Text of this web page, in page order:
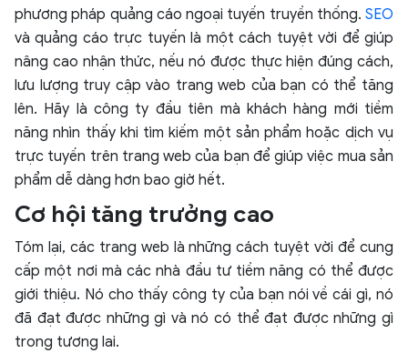
phương pháp quảng cáo ngoại tuyến truyền thống. SEO
và quảng cáo trực tuyến là một cách tuyệt vời để giúp
nâng cao nhận thức, nếu nó được thực hiện đúng cách,
lưu lượng truy cập vào trang web của bạn có thể tăng
lên. Hãy là công ty đầu tiên mà khách hàng mới tiềm
năng nhìn thấy khi tìm kiếm một sản phẩm hoặc dịch vụ
trực tuyến trên trang web của bạn để giúp việc mua sản
phẩm dễ dàng hơn bao giờ hết.
Cơ hội tăng trưởng cao
Tóm lại, các trang web là những cách tuyệt vời để cung
cấp một nơi mà các nhà đầu tư tiềm năng có thể được
giới thiệu. Nó cho thấy công ty của bạn nói về cái gì, nó
đã đạt được những gì và nó có thể đạt được những gì
trong tương lai.